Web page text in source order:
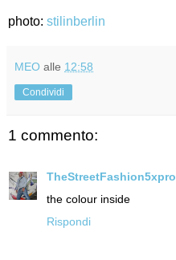
photo: stilinberlin
MEO alle 12:58
Condividi
1 commento:
TheStreetFashion5xpro
the colour inside
Rispondi